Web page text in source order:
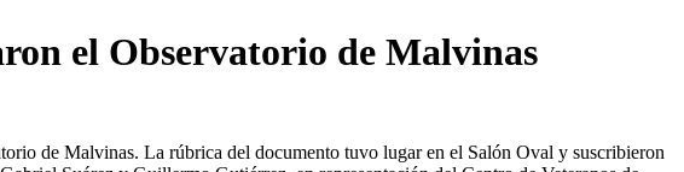
el Observatorio de Malvinas
de Malvinas. La rúbrica del documento tuvo lugar en el Salón Oval y suscribieron